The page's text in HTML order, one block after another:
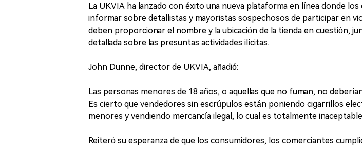
La UKVIA ha lanzado con éxito una nueva plataforma en línea donde
informar sobre detallistas y mayoristas sospechosos de participar en
deben proporcionar el nombre y la ubicación de la tienda en cuestión,
detallada sobre las presuntas actividades ilícitas.
John Dunne, director de UKVIA, añadió:
Las personas menores de 18 años, o aquellas que no fuman, no
Es cierto que vendedores sin escrúpulos están poniendo cigarrillos
menores y vendiendo mercancía ilegal, lo cual es totalmente
Reiteró su esperanza de que los consumidores, los comerciantes